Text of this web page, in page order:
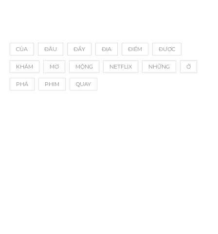
CỦA ĐÂU ĐẦY ĐỊA ĐIỂM ĐƯỢC
KHÁM MƠ MỘNG NETFLIX NHỮNG Ở
PHÁ PHIM QUAY